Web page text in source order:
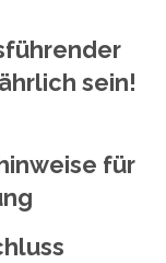
sein!
für